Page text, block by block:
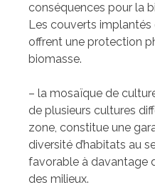
conséquences pour la
Les couverts
offrent une protection
biomasse.
– la mosaïque de
de plusieurs cultures
zone, constitue une
diversité d’habitats au
favorable à davantage
des milieux.